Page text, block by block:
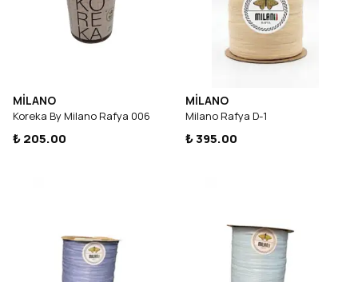
MİLANO
Koreka By Milano Rafya 006
₺ 205.00
MİLANO
Milano Rafya D-1
₺ 395.00